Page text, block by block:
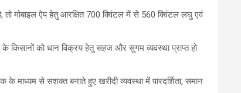
तो मोबाइल ऐप हेतु आरक्षित 700 क्विंटल में से 560 क्विंटल लघु एवं
किसानों को धान विक्रय हेतु सहज और सुगम व्यवस्था प्राप्त हो
के माध्यम से सशक्त बनाते हुए खरीदी व्यवस्था में पारदर्शिता, समान